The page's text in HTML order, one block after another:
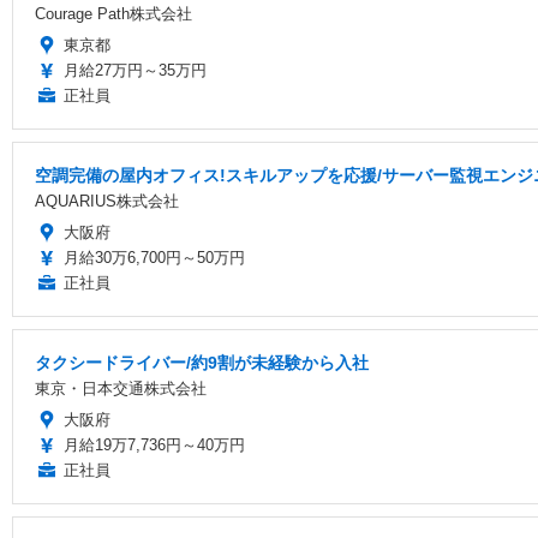
Courage Path株式会社
東京都
月給27万円～35万円
正社員
空調完備の屋内オフィス!スキルアップを応援/サーバー監視エン
AQUARIUS株式会社
大阪府
月給30万6,700円～50万円
正社員
タクシードライバー/約9割が未経験から入社
東京・日本交通株式会社
大阪府
月給19万7,736円～40万円
正社員